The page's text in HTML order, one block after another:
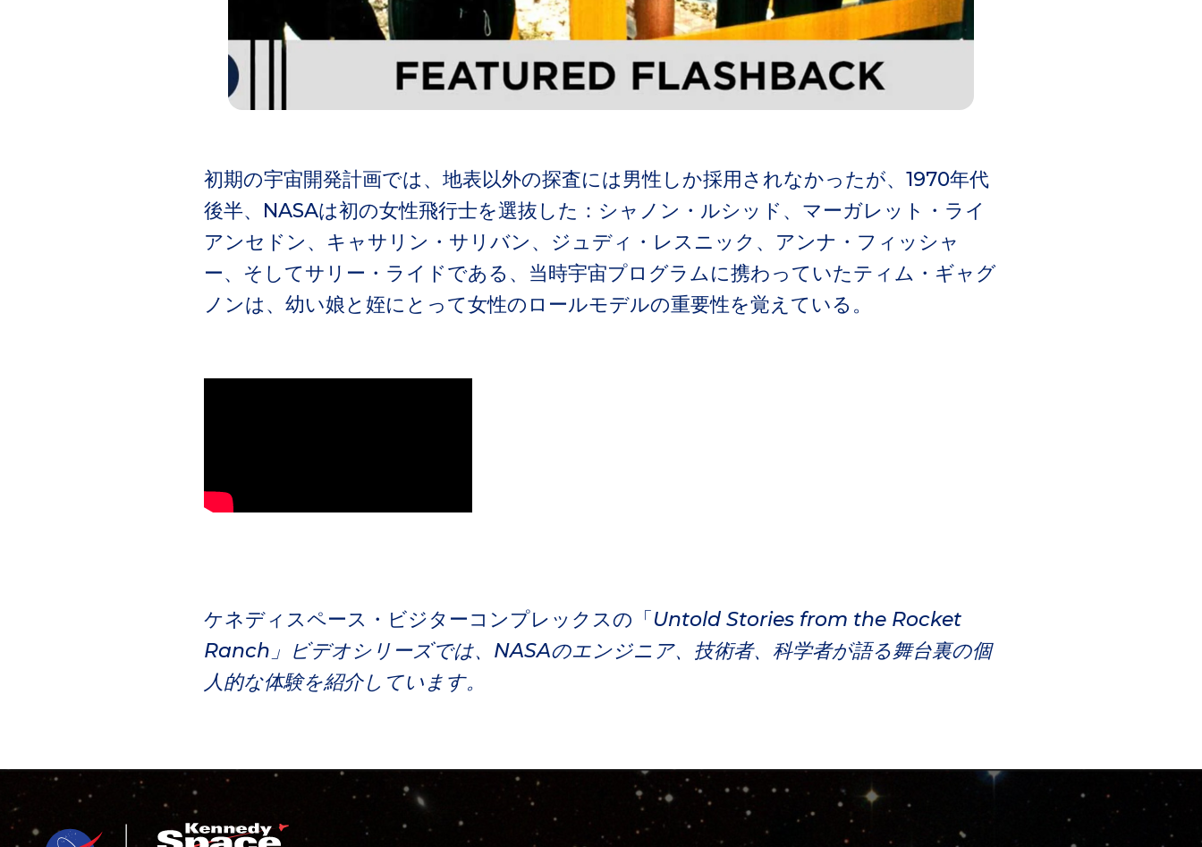
初期の宇宙開発計画では、地表以外の探査には男性しか採用されなかったが、1970年代
後半、NASAは初の女性飛行士を選抜した：シャノン・ルシッド、マーガレット・ライ
アンセドン、キャサリン・サリバン、ジュディ・レスニック、アンナ・フィッシャ
ー、そしてサリー・ライドである、当時宇宙プログラムに携わっていたティム・ギャグ
ノンは、幼い娘と姪にとって女性のロールモデルの重要性を覚えている。
ケネディスペース・ビジターコンプレックスの「Untold Stories from the Rocket
Ranch」ビデオシリーズでは、NASAのエンジニア、技術者、科学者が語る舞台裏の個
人的な体験を紹介しています。